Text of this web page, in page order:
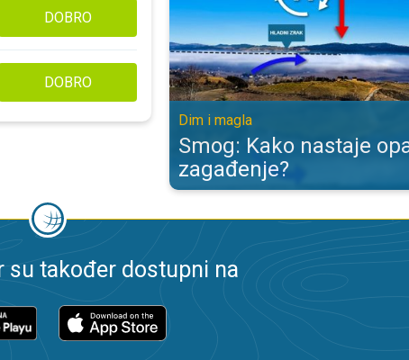
DOBRO
DOBRO
Dim i magla
Smog: Kako nastaje
zagađenje?
su također dostupni na